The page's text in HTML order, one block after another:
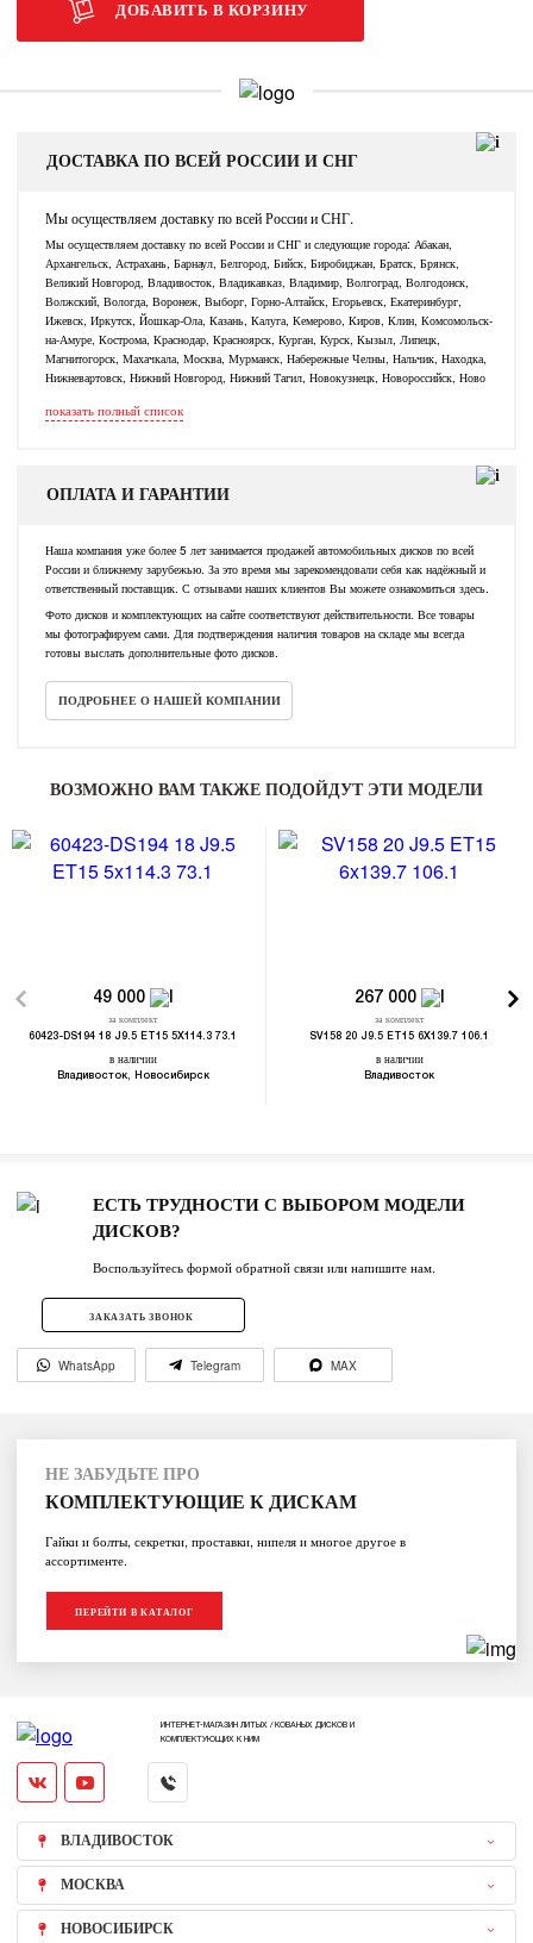
ДОБАВИТЬ В КОРЗИНУ
ДОСТАВКА ПО ВСЕЙ РОССИИ И СНГ
Мы осуществляем доставку по всей России и СНГ.
Мы осуществляем доставку по всей России и СНГ и следующие города: Абакан,
Архангельск, Астрахань, Барнаул, Белгород, Бийск, Биробиджан, Братск, Брянск,
Великий Новгород, Владивосток, Владикавказ, Владимир, Волгоград, Волгодонск,
Волжский, Вологда, Воронеж, Выборг, Горно-Алтайск, Егорьевск, Екатеринбург,
Ижевск, Иркутск, Йошкар-Ола, Казань, Калуга, Кемерово, Киров, Клин, Комсомольск-
на-Амуре, Кострома, Краснодар, Красноярск, Курган, Курск, Кызыл, Липецк,
Магнитогорск, Махачкала, Москва, Мурманск, Набережные Челны, Нальчик, Находка,
Нижневартовск, Нижний Новгород, Нижний Тагил, Новокузнецк, Новороссийск, Ново
показать полный список
ОПЛАТА И ГАРАНТИИ
Наша компания уже более 5 лет занимается продажей автомобильных дисков по всей
России и ближнему зарубежью. За это время мы зарекомендовали себя как надёжный и
ответственный поставщик. С отзывами наших клиентов Вы можете ознакомиться здесь.
Фото дисков и комплектующих на сайте соответствуют действительности. Все товары
мы фотографируем сами. Для подтверждения наличия товаров на складе мы всегда
готовы выслать дополнительные фото дисков.
ПОДРОБНЕЕ О НАШЕЙ КОМПАНИИ
ВОЗМОЖНО ВАМ ТАКЖЕ ПОДОЙДУТ ЭТИ МОДЕЛИ
49 000
за комплект
60423-DS194 18 J9.5 ET15 5X114.3 73.1
в наличии
Владивосток, Новосибирск
267 000
за комплект
SV158 20 J9.5 ET15 6X139.7 106.1
в наличии
Владивосток
ЕСТЬ ТРУДНОСТИ С ВЫБОРОМ МОДЕЛИ
ДИСКОВ?
Воспользуйтесь формой обратной связи или напишите нам.
ЗАКАЗАТЬ ЗВОНОК
WhatsApp Telegram MAX
НЕ ЗАБУДЬТЕ ПРО
КОМПЛЕКТУЮЩИЕ К ДИСКАМ
Гайки и болты, секретки, проставки, нипеля и многое другое в
ассортименте.
ПЕРЕЙТИ В КАТАЛОГ
ИНТЕРНЕТ-МАГАЗИН ЛИТЫХ / КОВАНЫХ ДИСКОВ И
КОМПЛЕКТУЮЩИХ К НИМ
ВЛАДИВОСТОК
МОСКВА
НОВОСИБИРСК